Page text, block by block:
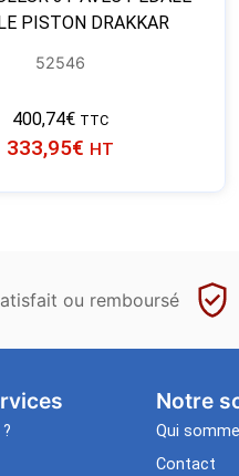
PISTON DRAKKAR
52546
400,74€ TTC
333,95€ HT
ou remboursé
Notre
Qui
Contact